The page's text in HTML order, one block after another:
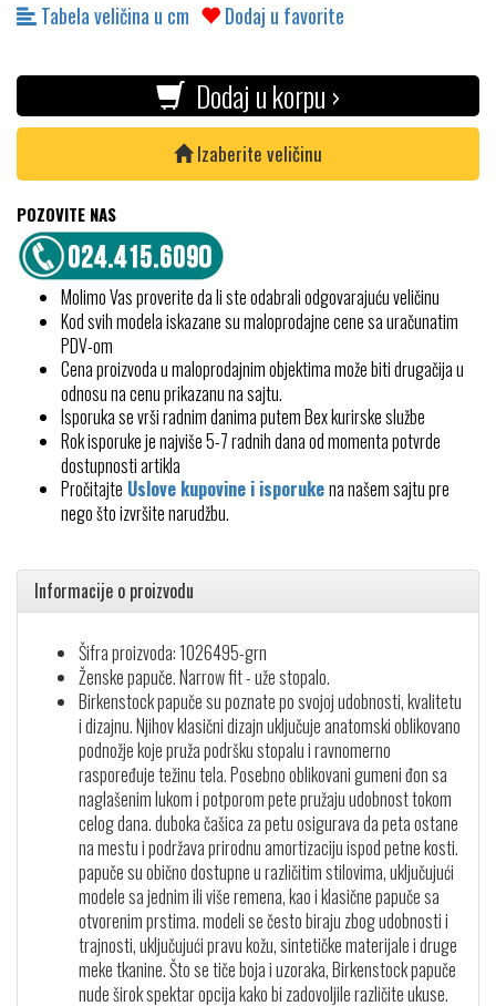
Tabela veličina u cm Dodaj u favorite
Dodaj u korpu ›
Izaberite veličinu
POZOVITE NAS
Molimo Vas proverite da li ste odabrali odgovarajuću veličinu
Kod svih modela iskazane su maloprodajne cene sa uračunatim
PDV-om
Cena proizvoda u maloprodajnim objektima može biti drugačija u
odnosu na cenu prikazanu na sajtu.
Isporuka se vrši radnim danima putem Bex kurirske službe
Rok isporuke je najviše 5-7 radnih dana od momenta potvrde
dostupnosti artikla
Pročitajte Uslove kupovine i isporukena našem sajtu pre
nego što izvršite narudžbu.
Informacije o proizvodu
Šifra proizvoda: 1026495-grn
Ženske papuče. Narrow fit - uže stopalo.
Birkenstock papuče su poznate po svojoj udobnosti, kvalitetu
i dizajnu. Njihov klasični dizajn uključuje anatomski oblikovano
podnožje koje pruža podršku stopalu i ravnomerno
raspoređuje težinu tela. Posebno oblikovani gumeni đon sa
naglašenim lukom i potporom pete pružaju udobnost tokom
celog dana. duboka čašica za petu osigurava da peta ostane
na mestu i podržava prirodnu amortizaciju ispod petne kosti.
papuče su obično dostupne u različitim stilovima, uključujući
modele sa jednim ili više remena, kao i klasične papuče sa
otvorenim prstima. modeli se često biraju zbog udobnosti i
trajnosti, uključujući pravu kožu, sintetičke materijale i druge
meke tkanine. Što se tiče boja i uzoraka, Birkenstock papuče
nude širok spektar opcija kako bi zadovoljile različite ukuse.